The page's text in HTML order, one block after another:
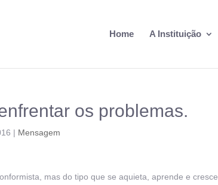
Home A Instituição
os problemas.
| Mensagem
mas do tipo que se aquieta, aprende e cresce.